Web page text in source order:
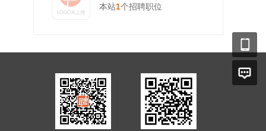
本站1个招聘职位